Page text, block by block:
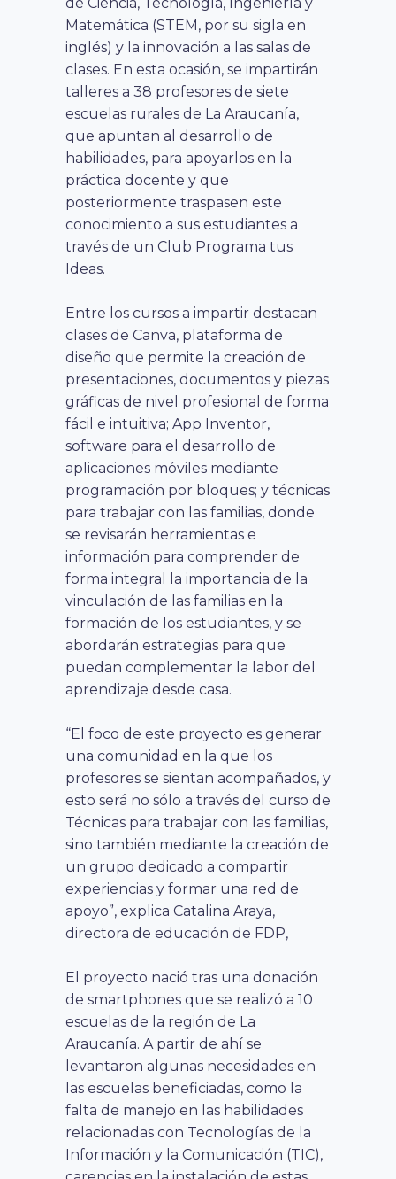
Matemática (STEM, por su sigla en
inglés) y la innovación a las salas de
clases. En esta ocasión, se impartirán
talleres a 38 profesores de siete
escuelas rurales de La Araucanía,
que apuntan al desarrollo de
habilidades, para apoyarlos en la
práctica docente y que
posteriormente traspasen este
conocimiento a sus estudiantes a
través de un Club Programa tus
Ideas.
Entre los cursos a impartir destacan
clases de Canva, plataforma de
diseño que permite la creación de
presentaciones, documentos y piezas
gráficas de nivel profesional de forma
fácil e intuitiva; App Inventor,
software para el desarrollo de
aplicaciones móviles mediante
programación por bloques; y técnicas
para trabajar con las familias, donde
se revisarán herramientas e
información para comprender de
forma integral la importancia de la
vinculación de las familias en la
formación de los estudiantes, y se
abordarán estrategias para que
puedan complementar la labor del
aprendizaje desde casa.
“El foco de este proyecto es generar
una comunidad en la que los
profesores se sientan acompañados, y
esto será no sólo a través del curso de
Técnicas para trabajar con las familias,
sino también mediante la creación de
un grupo dedicado a compartir
experiencias y formar una red de
apoyo”, explica Catalina Araya,
directora de educación de FDP,
El proyecto nació tras una donación
de smartphones que se realizó a 10
escuelas de la región de La
Araucanía. A partir de ahí se
levantaron algunas necesidades en
las escuelas beneficiadas, como la
falta de manejo en las habilidades
relacionadas con Tecnologías de la
Información y la Comunicación (TIC),